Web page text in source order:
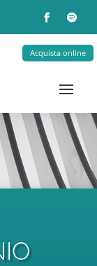
Acquista online